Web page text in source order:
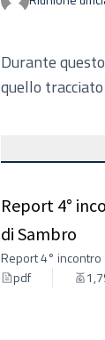
Durante
quello
Report 4°
di Sambro
Report 4° incontro
pdf